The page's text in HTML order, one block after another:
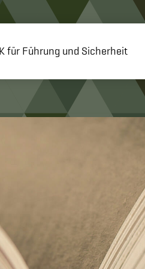
für Führung und Sicherheit